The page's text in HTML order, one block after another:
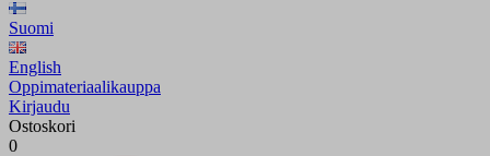
Suomi
English
Oppimateriaalikauppa
Kirjaudu
Ostoskori
0